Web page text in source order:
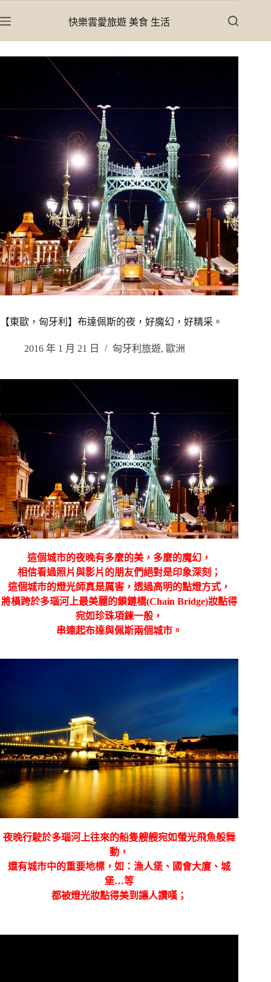
至
快樂雲愛旅遊 美食 生活
【東歐，匈牙利】布達佩斯的夜，好魔幻，好精采。
2016 年 1 月 21 日 匈牙利旅遊, 歐洲
這個城市的夜晚有多麼的美，多麼的魔幻，
相信看過照片與影片的朋友們絕對是印象深刻；
這個城市的燈光師真是厲害，透過高明的點燈方式，
將橫跨於多瑙河上最美麗的鎖鏈橋(Chain Bridge)妝點得
宛如珍珠項鍊一般，
串連起布達與佩斯兩個城市。
夜晚行駛於多瑙河上往來的船隻艘艘宛如螢光飛魚般舞
動，
還有城市中的重要地標，如：漁人堡、國會大廈、城
堡…等
都被燈光妝點得美到讓人讚嘆；